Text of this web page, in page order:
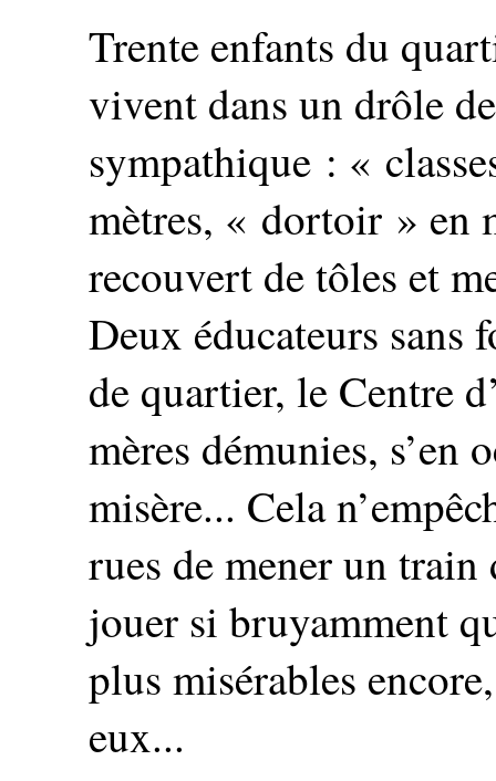
Trente enfants du
vivent dans un drôle
sympathique : «
mètres, « dortoir » en
recouvert de tôles et
Deux éducateurs sans
de quartier, le Centre
mères démunies, s’en
misère... Cela
rues de mener un train
jouer si bruyamment
plus misérables
eux...